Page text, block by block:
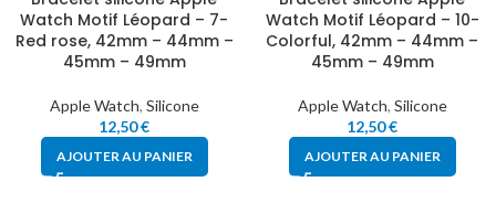
Watch Motif Léopard – 7-
Red rose, 42mm – 44mm –
45mm – 49mm
Apple Watch, Silicone
12,50€
AJOUTER AU PANIER
Watch Motif Léopard – 10-
Colorful, 42mm – 44mm –
45mm – 49mm
Apple Watch, Silicone
12,50€
AJOUTER AU PANIER